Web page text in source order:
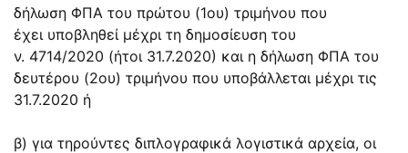
δήλωση ΦΠΑ του πρώτου (1ου) τριμήνου που
έχει υποβληθεί μέχρι τη δημοσίευση του
ν. 4714/2020 (ήτοι 31.7.2020) και η δήλωση ΦΠΑ του
δευτέρου (2ου) τριμήνου που υποβάλλεται μέχρι τις
31.7.2020 ή
β) για τηρούντες διπλογραφικά λογιστικά αρχεία, οι